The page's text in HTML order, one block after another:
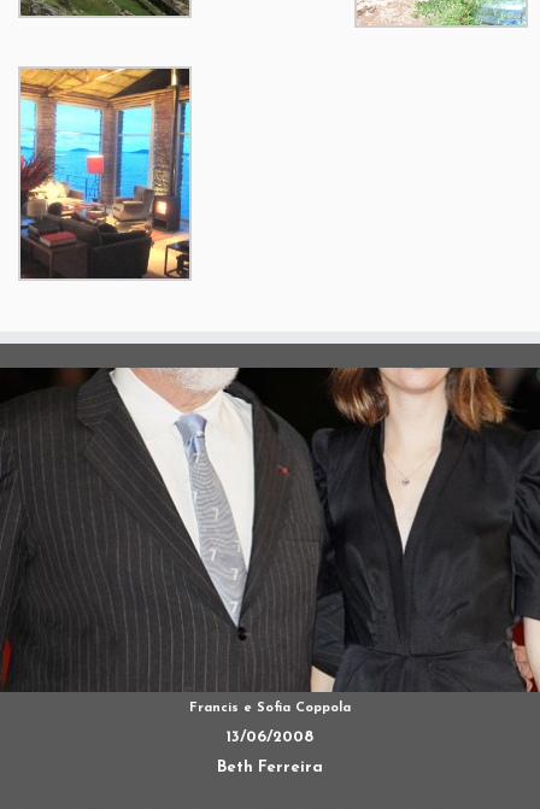
Francis e Sofia Coppola
13/06/2008
Beth Ferreira